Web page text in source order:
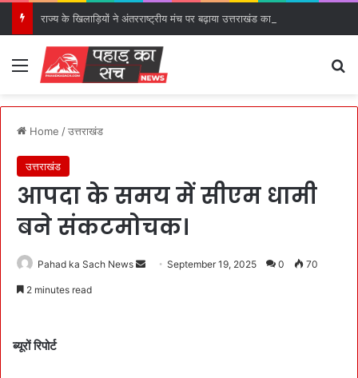
Menu
Home /उत्तराखंड
उत्तराखंड
आपदा के समय में सीएम धामी
बने संकटमोचक।
Pahad ka Sach News September 19, 2025 0 70
2 minutes read
ब्यूरों रिपोर्ट